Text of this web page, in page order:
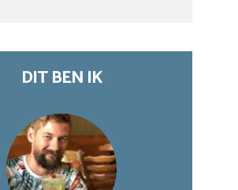
DIT BEN IK